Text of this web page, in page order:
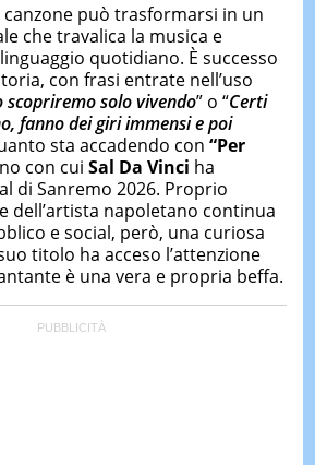
Storia contemporanea di America
Collabora con numerose testate ed
Culturale "La
Sannio".
canzone può trasformarsi in un
che travalica la musica e
quotidiano. È successo
con frasi entrate nell’uso
scopriremo solo vivendo” o “Certi
fanno dei giri immensi e poi
sta accadendo con “Per
con cui Sal Da Vinci ha
di Sanremo 2026. Proprio
dell’artista napoletano continua
e social, però, una curiosa
titolo ha acceso l’attenzione
è una vera e propria beffa.